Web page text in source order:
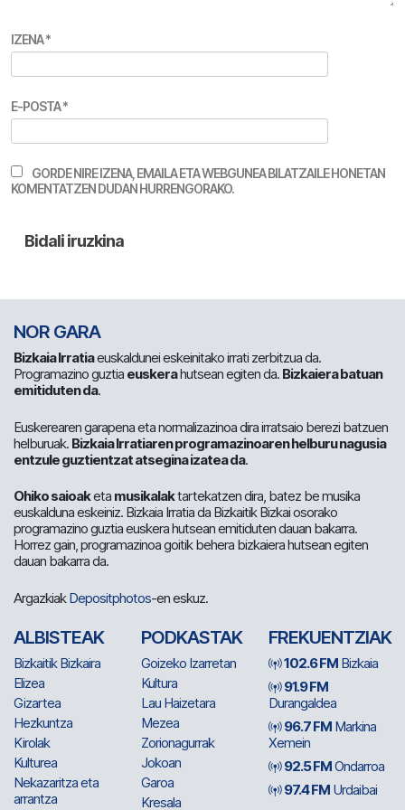
IZENA*
E-POSTA*
GORDE NIRE IZENA, EMAILA ETA WEBGUNEA BILATZAILE HONETAN
KOMENTATZEN DUDAN HURRENGORAKO.
NOR GARA
Bizkaia Irratiaeuskaldunei eskeinitako irrati zerbitzua da.
Programazino guztia euskerahutsean egiten da. Bizkaiera batuan
emitiduten da.
Euskerearen garapena eta normalizazinoa dira irratsaio berezi batzuen
helburuak. Bizkaia Irratiaren programazinoaren helburu nagusia
entzule guztientzat atsegina izatea da.
Ohiko saioaketa musikalaktartekatzen dira, batez be musika
euskalduna eskeiniz. Bizkaia Irratia da Bizkaitik Bizkai osorako
programazino guztia euskera hutsean emitiduten dauan bakarra.
Horrez gain, programazinoa goitik behera bizkaiera hutsean egiten
dauan bakarra da.
ArgazkiakDepositphotos-en eskuz.
ALBISTEAK
Bizkaitik Bizkaira
Elizea
Gizartea
Hezkuntza
Kirolak
Kulturea
Nekazaritza eta
arrantza
PODKASTAK
Goizeko Izarretan
Kultura
Lau Haizetara
Mezea
Zorionagurrak
Jokoan
Garoa
Kresala
FREKUENTZIAK
102.6 FM Bizkaia
91.9 FM
Durangaldea
96.7 FM Markina
Xemein
92.5 FMOndarroa
97.4 FM Urdaibai